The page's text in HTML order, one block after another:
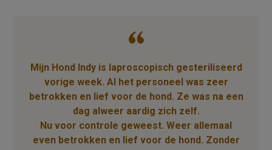
Mijn Hond Indy is laproscopisch gesteriliseerd
vorige week. Al het personeel was zeer
betrokken en lief voor de hond. Ze was na een
dag alweer aardig zich zelf.
Nu voor controle geweest. Weer allemaal
even betrokken en lief voor de hond. Zonder